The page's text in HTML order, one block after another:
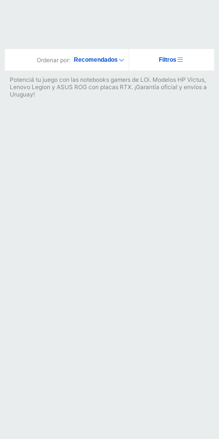
Ordenar por: Recomendados Filtros
Potenciá tu juego con las notebooks gamers de LOi. Modelos HP Victus,
Lenovo Legion y ASUS ROG con placas RTX. ¡Garantía oficial y envíos a
Uruguay!